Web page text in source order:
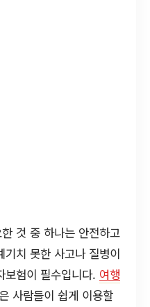
것 중 하나는 안전하고
치 못한 사고나 질병이
보험이 필수입니다. 여행
사람들이 쉽게 이용할